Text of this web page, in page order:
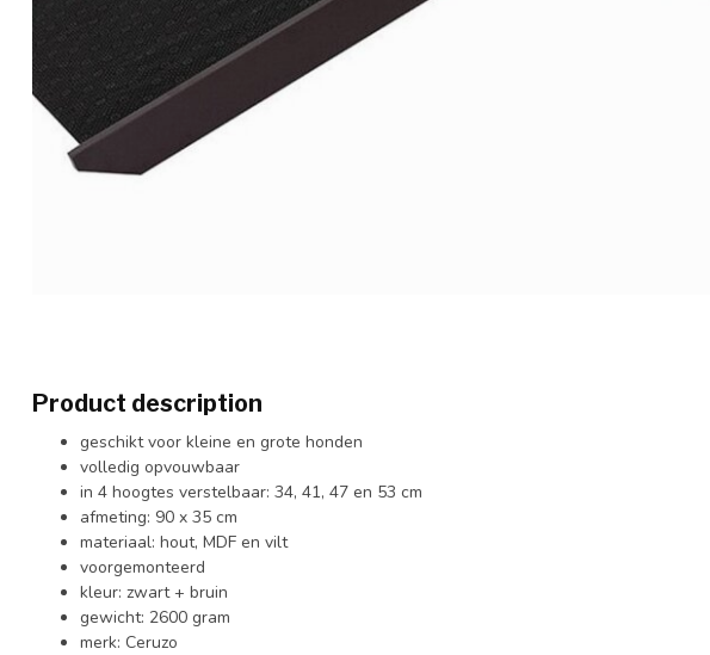
Product description
geschikt voor kleine en grote honden
volledig opvouwbaar
in 4 hoogtes verstelbaar: 34, 41, 47 en 53 cm
afmeting: 90 x 35 cm
materiaal: hout, MDF en vilt
voorgemonteerd
kleur: zwart + bruin
gewicht: 2600 gram
merk: Ceruzo